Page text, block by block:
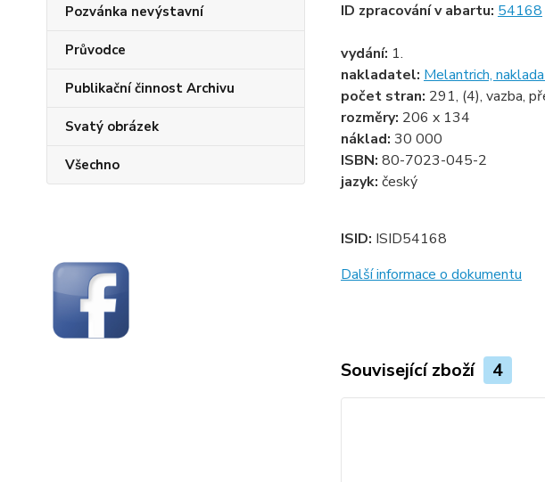
Pozvánka nevýstavní
Průvodce
Publikační činnost Archivu
Svatý obrázek
Všechno
ID zpracování v abartu: 54168
vydání: 1.
nakladatel: Melantrich,
počet stran: 291, (4), vazba,
rozměry: 206 x 134
náklad: 30 000
ISBN: 80-7023-045-2
jazyk: český
ISID: ISID54168
Další informace o dokumentu
Související zboží 4